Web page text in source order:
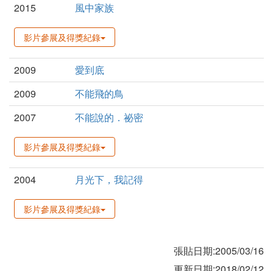
2015
風中家族
影片參展及得獎紀錄
2009
愛到底
2009
不能飛的鳥
2007
不能說的．祕密
影片參展及得獎紀錄
2004 月光下，我記得
影片參展及得獎紀錄
張貼日期:2005/03/16